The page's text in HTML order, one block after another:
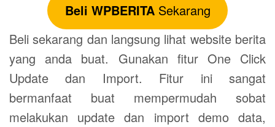
Beli WPBERITASekarang
Beli sekarang dan langsung lihat website berita
yang anda buat. Gunakan fitur One Click
Update dan Import. Fitur ini sangat
bermanfaat buat mempermudah sobat
melakukan update dan import demo data,